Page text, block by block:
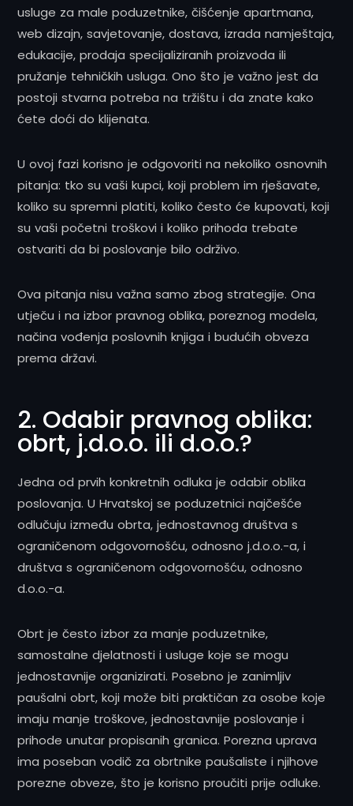
usluge za male poduzetnike, čišćenje apartmana,
web dizajn, savjetovanje, dostava, izrada namještaja,
edukacije, prodaja specijaliziranih proizvoda ili
pružanje tehničkih usluga. Ono što je važno jest da
postoji stvarna potreba na tržištu i da znate kako
ćete doći do klijenata.
U ovoj fazi korisno je odgovoriti na nekoliko osnovnih
pitanja: tko su vaši kupci, koji problem im rješavate,
koliko su spremni platiti, koliko često će kupovati, koji
su vaši početni troškovi i koliko prihoda trebate
ostvariti da bi poslovanje bilo održivo.
Ova pitanja nisu važna samo zbog strategije. Ona
utječu i na izbor pravnog oblika, poreznog modela,
načina vođenja poslovnih knjiga i budućih obveza
prema državi.
2. Odabir pravnog oblika:
obrt, j.d.o.o. ili d.o.o.?
Jedna od prvih konkretnih odluka je odabir oblika
poslovanja. U Hrvatskoj se poduzetnici najčešće
odlučuju između obrta, jednostavnog društva s
ograničenom odgovornošću, odnosno j.d.o.o.-a, i
društva s ograničenom odgovornošću, odnosno
d.o.o.-a.
Obrt je često izbor za manje poduzetnike,
samostalne djelatnosti i usluge koje se mogu
jednostavnije organizirati. Posebno je zanimljiv
paušalni obrt, koji može biti praktičan za osobe koje
imaju manje troškove, jednostavnije poslovanje i
prihode unutar propisanih granica. Porezna uprava
ima poseban vodič za obrtnike paušaliste i njihove
porezne obveze, što je korisno proučiti prije odluke.